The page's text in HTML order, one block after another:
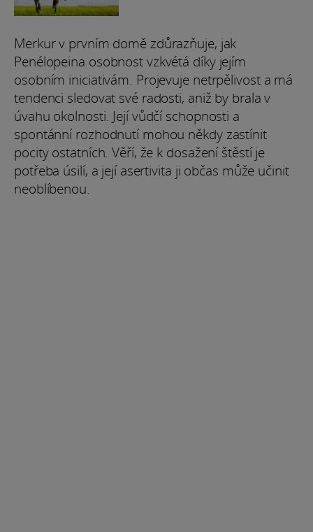
Merkur v prvním domě zdůrazňuje, jak
Penélopeina osobnost vzkvétá díky jejím
osobním iniciativám. Projevuje netrpělivost a má
tendenci sledovat své radosti, aniž by brala v
úvahu okolnosti. Její vůdčí schopnosti a
spontánní rozhodnutí mohou někdy zastínit
pocity ostatních. Věří, že k dosažení štěstí je
potřeba úsilí, a její asertivita ji občas může učinit
neoblíbenou.